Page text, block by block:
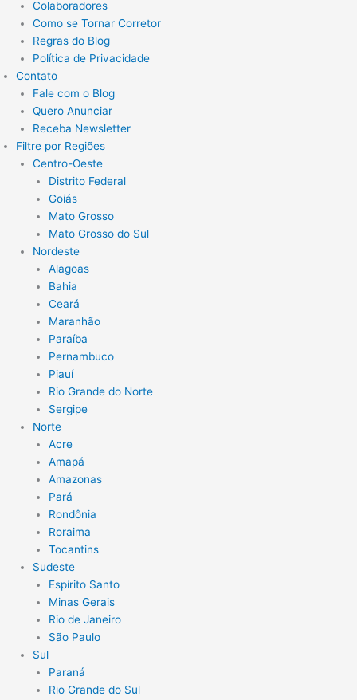
Colaboradores
Como se Tornar Corretor
Regras do Blog
Política de Privacidade
Contato
Fale com o Blog
Quero Anunciar
Receba Newsletter
Filtre por Regiões
Centro-Oeste
Distrito Federal
Goiás
Mato Grosso
Mato Grosso do Sul
Nordeste
Alagoas
Bahia
Ceará
Maranhão
Paraíba
Pernambuco
Piauí
Rio Grande do Norte
Sergipe
Norte
Acre
Amapá
Amazonas
Pará
Rondônia
Roraima
Tocantins
Sudeste
Espírito Santo
Minas Gerais
Rio de Janeiro
São Paulo
Sul
Paraná
Rio Grande do Sul